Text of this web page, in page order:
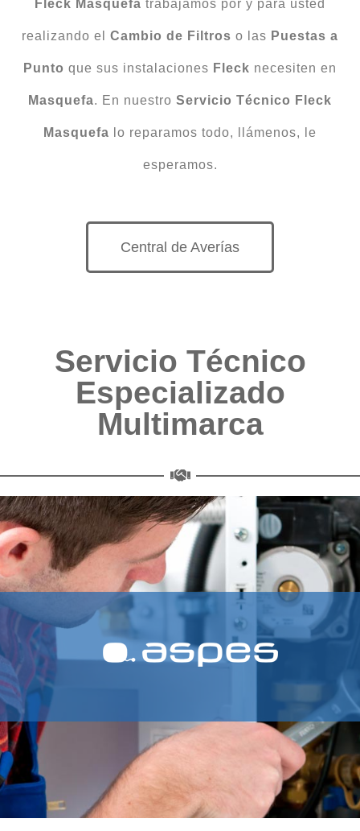
Fleck Masquefa trabajamos por y para usted
realizando el Cambio de Filtros o las Puestas a
Punto que sus instalaciones Fleck necesiten en
Masquefa. En nuestro Servicio Técnico Fleck
Masquefa lo reparamos todo, llámenos, le
esperamos.
Central de Averías
Servicio Técnico
Especializado
Multimarca